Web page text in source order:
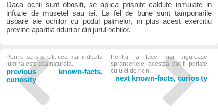
Daca ochii sunt obositi, se aplica prisnite caldute inmuiate in
infuzie de musetel sau tei. La fel de bune sunt tamponarile
usoare ale ochilor cu podul palmelor, in plus acest exercitiu
previne aparitia ridurilor din jurul ochilor.
Pentru scris si citit cea mai indicata
lumina este cea naturala.
previous known-facts,
curiosity
Pentru a face mai viguroase
sprancenele, acestea pot fi periate
cu ulei de ricin.
next known-facts, curiosity